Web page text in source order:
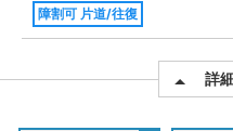
障割可 片道/往復
詳